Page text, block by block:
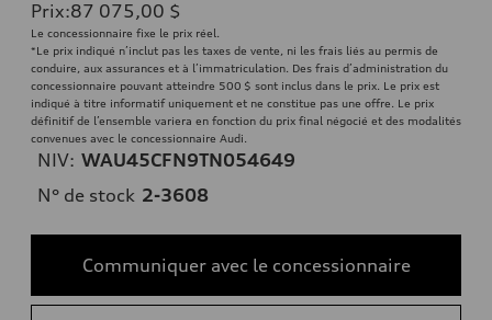
Prix:87 075,00 $
Le concessionnaire fixe le prix réel.
*Le prix indiqué n’inclut pas les taxes de vente, ni les frais liés au permis de
conduire, aux assurances et à l’immatriculation. Des frais d’administration du
concessionnaire pouvant atteindre 500 $ sont inclus dans le prix. Le prix est
indiqué à titre informatif uniquement et ne constitue pas une offre. Le prix
définitif de l’ensemble variera en fonction du prix final négocié et des modalités
convenues avec le concessionnaire Audi.
NIV: WAU45CFN9TN054649
N° de stock 2-3608
Communiquer avec le concessionnaire